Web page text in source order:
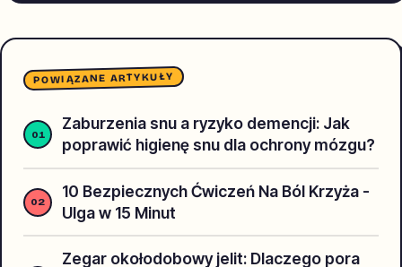
POWIĄZANE ARTYKUŁY
Zaburzenia snu a ryzyko demencji: Jak
poprawić higienę snu dla ochrony mózgu?
10 Bezpiecznych Ćwiczeń Na Ból Krzyża -
Ulga w 15 Minut
Zegar okołodobowy jelit: Dlaczego pora